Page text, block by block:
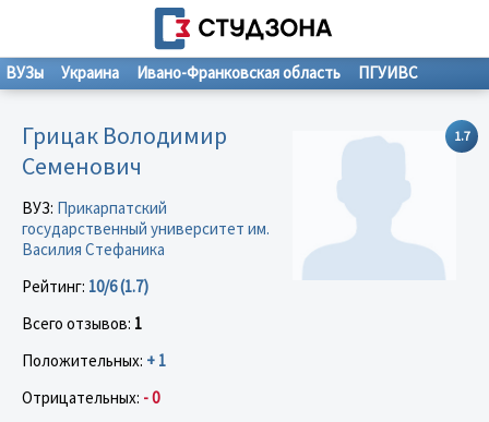
ВУЗы Украина Ивано-Франковская область ПГУИВС
1.7
Грицак Володимир
Семенович
ВУЗ: Прикарпатский
государственный университет им.
Василия Стефаника
Рейтинг: 10/6 (1.7)
Всего отзывов: 1
Положительных: + 1
Отрицательных: - 0